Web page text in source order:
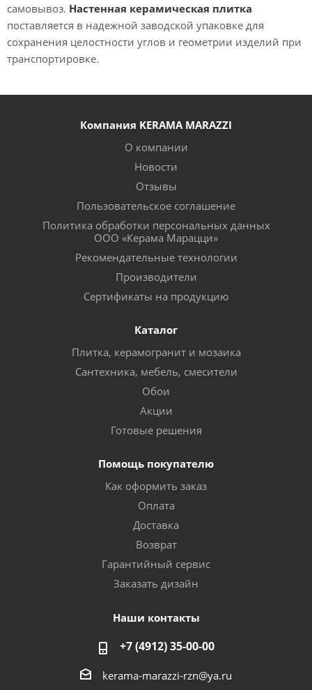
самовывоз. Настенная керамическая плитка
поставляется в надежной заводской упаковке для
сохранения целостности углов и геометрии изделий при
транспортировке.
Компания KERAMA MARAZZI
О компании
Новости
Отзывы
Пользовательское соглашение
Политика обработки персональных данных
ООО «Керама Марацци»
Рекомендательные технологии
Производители
Сертификаты на продукцию
Каталог
Плитка, керамогранит и мозаика
Сантехника, мебель, смесители
Обои
Акции
Готовые решения
Помощь покупателю
Как оформить заказ
Оплата
Доставка
Возврат
Гарантийный сервис
Заказать дизайн
Наши контакты
+7 (4912) 35-00-00
kerama-marazzi-rzn@ya.ru